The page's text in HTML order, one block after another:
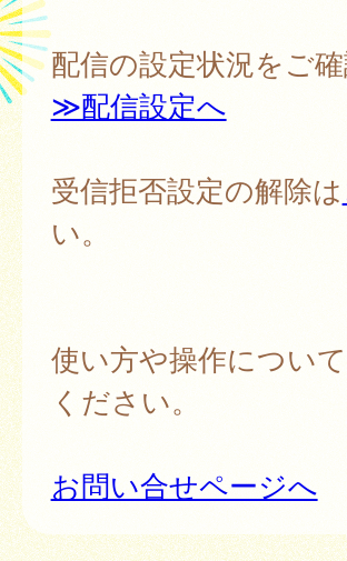
配信の設定状況をご
≫配信設定へ
受信拒否設定の解除は
い。
使い方や操作につい
ください。
お問い合せページへ